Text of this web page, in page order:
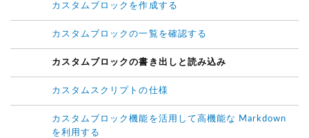
カスタムブロックを作成する
カスタムブロックの一覧を確認する
カスタムブロックの書き出しと読み込み
カスタムスクリプトの仕様
カスタムブロック機能を活用して高機能な Markdown
を利用する